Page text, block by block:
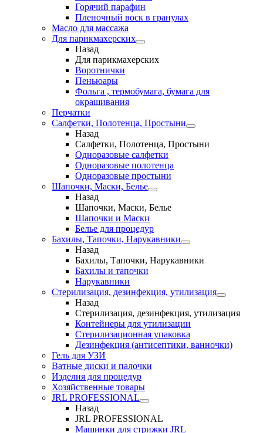
Горячий парафин
Пленочный воск в гранулах
Масло для массажа
Для парикмахерских
Назад
Для парикмахерских
Воротнички
Пеньюары
Фольга , термобумага, бумага для
окрашивания
Перчатки
Салфетки, Полотенца, Простыни
Назад
Салфетки, Полотенца, Простыни
Одноразовые салфетки
Одноразовые полотенца
Одноразовые простыни
Шапочки, Маски, Белье
Назад
Шапочки, Маски, Белье
Шапочки и Маски
Белье для процедур
Бахилы, Тапочки, Нарукавники
Назад
Бахилы, Тапочки, Нарукавники
Бахилы и тапочки
Нарукавники
Стерилизация, дезинфекция, утилизация
Назад
Стерилизация, дезинфекция, утилизация
Контейнеры для утилизации
Стерилизационная упаковка
Дезинфекция (антисептики, ванночки)
Гель для УЗИ
Ватные диски и палочки
Изделия для процедур
Хозяйственные товары
JRL PROFESSIONAL
Назад
JRL PROFESSIONAL
Машинки для стрижки JRL